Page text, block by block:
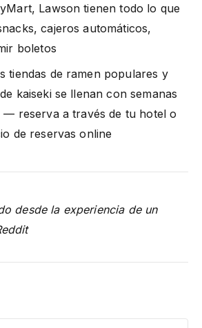
Lawson tienen todo lo que
cajeros automáticos,
boletos
tiendas de ramen populares y
kaiseki se llenan con semanas
— reserva a través de tu hotel o
de reservas online
desde la experiencia de un